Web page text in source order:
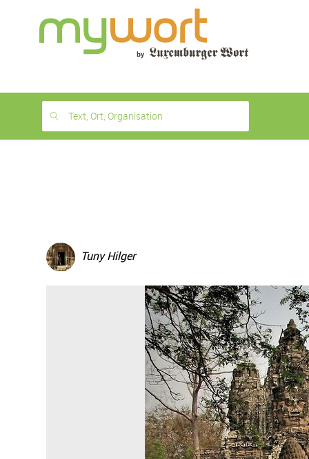
month
free
Text, Ort, Organisation
Tuny Hilger